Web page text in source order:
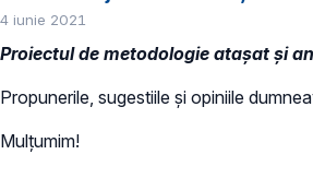
4 iunie 2021
Proiectul de metodologie ataşat și
Propunerile, sugestiile şi opiniile
Mulțumim!